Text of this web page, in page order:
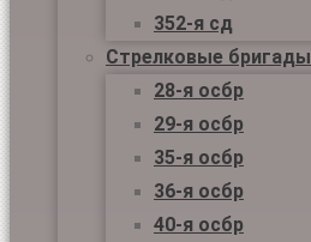
352-я сд
Стрелковые бригады
28-я осбр
29-я осбр
35-я осбр
36-я осбр
40-я осбр